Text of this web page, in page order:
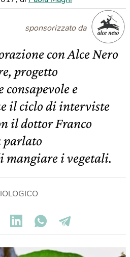
sponsorizzato da
con Alce Nero
progetto
e
il ciclo di interviste
il dottor Franco
parlato
mangiare i vegetali.